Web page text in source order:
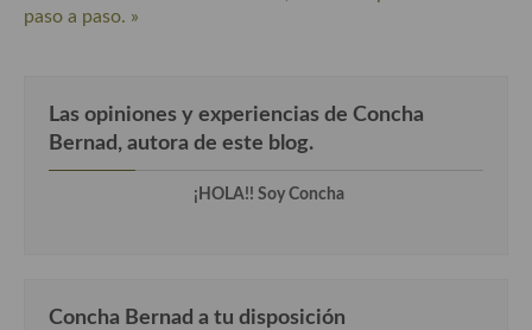
paso a paso. »
Las opiniones y experiencias de Concha
Bernad, autora de este blog.
¡HOLA!! Soy Concha
Concha Bernad a tu disposición